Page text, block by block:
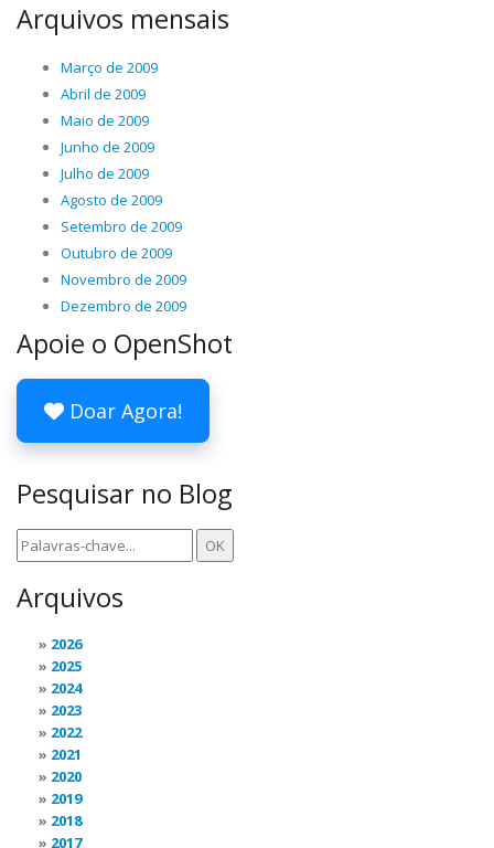
Arquivos mensais
Março de 2009
Abril de 2009
Maio de 2009
Junho de 2009
Julho de 2009
Agosto de 2009
Setembro de 2009
Outubro de 2009
Novembro de 2009
Dezembro de 2009
Apoie o OpenShot
Doar Agora!
Pesquisar no Blog
Arquivos
2026
2025
2024
2023
2022
2021
2020
2019
2018
2017